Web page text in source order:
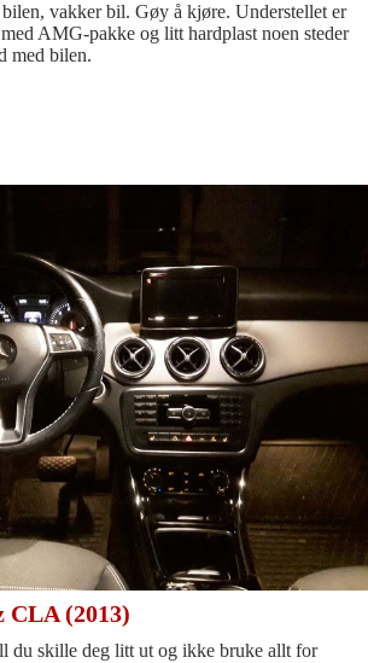
vakker bil. Gøy å kjøre. Understellet er
AMG-pakke og litt hardplast noen steder
med bilen.
CLA (2013)
du skille deg litt ut og ikke bruke allt for